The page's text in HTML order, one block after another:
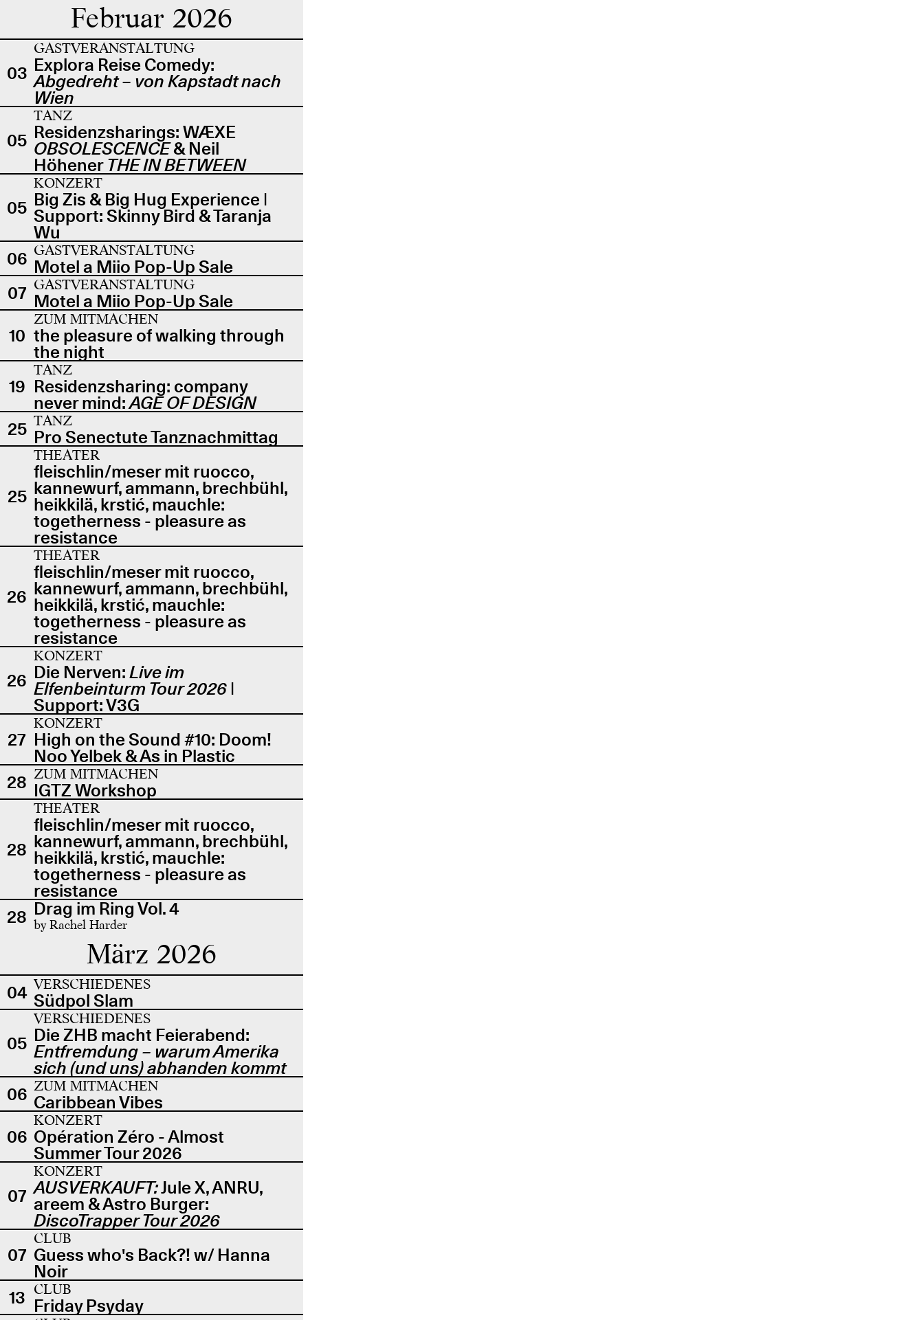
Februar 2026
03
GASTVERANSTALTUNG
Explora Reise Comedy:
Abgedreht – von Kapstadt nach
Wien
05
TANZ
Residenzsharings: WÆXE
OBSOLESCENCE& Neil
Höhener THE IN BETWEEN
05
KONZERT
Big Zis & Big Hug Experience |
Support: Skinny Bird & Taranja
Wu
06 GASTVERANSTALTUNG
Motel a Miio Pop-Up Sale
07 GASTVERANSTALTUNG
Motel a Miio Pop-Up Sale
10
ZUM MITMACHEN
the pleasure of walking through
the night
19
TANZ
Residenzsharing: company
never mind:AGE OF DESIGN
25 TANZ
Pro Senectute Tanznachmittag
25
THEATER
fleischlin/meser mit ruocco,
kannewurf, ammann, brechbühl,
heikkilä, krstić, mauchle:
togetherness - pleasure as
resistance
26
THEATER
fleischlin/meser mit ruocco,
kannewurf, ammann, brechbühl,
heikkilä, krstić, mauchle:
togetherness - pleasure as
resistance
26
KONZERT
Die Nerven:Live im
Elfenbeinturm Tour 2026 |
Support: V3G
27
KONZERT
High on the Sound #10: Doom!
Noo Yelbek & As in Plastic
28 ZUM MITMACHEN
IGTZ Workshop
28
THEATER
fleischlin/meser mit ruocco,
kannewurf, ammann, brechbühl,
heikkilä, krstić, mauchle:
togetherness - pleasure as
resistance
28 Drag im Ring Vol. 4
by Rachel Harder
März 2026
04 VERSCHIEDENES
Südpol Slam
05
VERSCHIEDENES
Die ZHB macht Feierabend:
Entfremdung – warum Amerika
sich (und uns) abhanden kommt
06 ZUM MITMACHEN
Caribbean Vibes
06
KONZERT
Opération Zéro - Almost
Summer Tour 2026
07
KONZERT
AUSVERKAUFT:Jule X, ANRU,
areem & Astro Burger:
DiscoTrapper Tour 2026
07
CLUB
Guess who's Back?! w/ Hanna
Noir
13 CLUB
Friday Psyday